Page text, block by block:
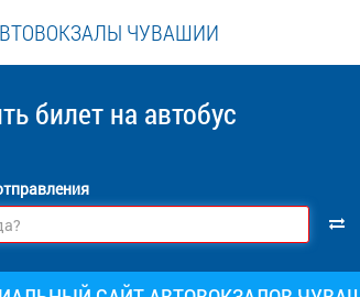
ЧУВАШИИ
билет на автобус